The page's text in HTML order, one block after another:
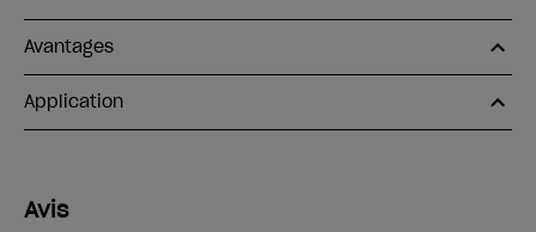
Avantages
Application